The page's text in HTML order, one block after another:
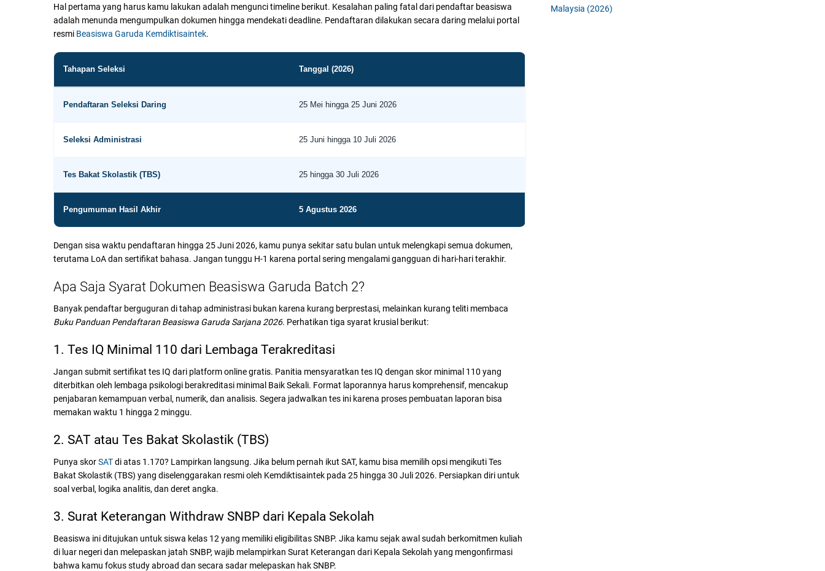
Hal pertama yang harus kamu lakukan adalah mengunci timeline berikut. Kesalahan paling fatal dari pendaftar beasiswa
adalah menunda mengumpulkan dokumen hingga mendekati deadline. Pendaftaran dilakukan secara daring melalui portal
resmi Beasiswa Garuda Kemdiktisaintek.
Tahapan Seleksi Tanggal (2026)
Pendaftaran Seleksi Daring 25 Mei hingga 25 Juni 2026
Seleksi Administrasi 25 Juni hingga 10 Juli 2026
Tes Bakat Skolastik (TBS) 25 hingga 30 Juli 2026
Pengumuman Hasil Akhir 5 Agustus 2026
Dengan sisa waktu pendaftaran hingga 25 Juni 2026, kamu punya sekitar satu bulan untuk melengkapi semua dokumen,
terutama LoA dan sertifikat bahasa. Jangan tunggu H-1 karena portal sering mengalami gangguan di hari-hari terakhir.
Apa Saja Syarat Dokumen Beasiswa Garuda Batch 2?
Banyak pendaftar berguguran di tahap administrasi bukan karena kurang berprestasi, melainkan kurang teliti membaca
Buku Panduan Pendaftaran Beasiswa Garuda Sarjana 2026. Perhatikan tiga syarat krusial berikut:
1. Tes IQ Minimal 110 dari Lembaga Terakreditasi
Jangan submit sertifikat tes IQ dari platform online gratis. Panitia mensyaratkan tes IQ dengan skor minimal 110 yang
diterbitkan oleh lembaga psikologi berakreditasi minimal Baik Sekali. Format laporannya harus komprehensif, mencakup
penjabaran kemampuan verbal, numerik, dan analisis. Segera jadwalkan tes ini karena proses pembuatan laporan bisa
memakan waktu 1 hingga 2 minggu.
2. SAT atau Tes Bakat Skolastik (TBS)
Punya skorSATdi atas 1.170? Lampirkan langsung. Jika belum pernah ikut SAT, kamu bisa memilih opsi mengikuti Tes
Bakat Skolastik (TBS) yang diselenggarakan resmi oleh Kemdiktisaintek pada 25 hingga 30 Juli 2026. Persiapkan diri untuk
soal verbal, logika analitis, dan deret angka.
3. Surat Keterangan Withdraw SNBP dari Kepala Sekolah
Beasiswa ini ditujukan untuk siswa kelas 12 yang memiliki eligibilitas SNBP. Jika kamu sejak awal sudah berkomitmen kuliah
di luar negeri dan melepaskan jatah SNBP, wajib melampirkan Surat Keterangan dari Kepala Sekolah yang mengonfirmasi
bahwa kamu fokus study abroad dan secara sadar melepaskan hak SNBP.
Malaysia (2026)